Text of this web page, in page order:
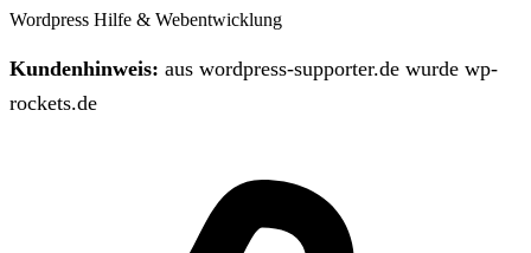
Wordpress Hilfe & Webentwicklung
Kundenhinweis: aus wordpress-supporter.de wurde wp-
rockets.de